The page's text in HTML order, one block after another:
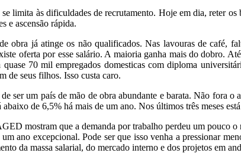
limita às dificuldades de recrutamento. Hoje em dia, reter
e ascensão rápida.
obra já atinge os não qualificados. Nas lavouras de café,
oferta por esse salário. A maioria ganha mais do dobro.
70 mil empregados domesticas com diploma
de seus filhos. Isso custa caro.
ser um país de mão de obra abundante e barata. Não fora
abaixo de 6,5% há mais de um ano. Nos últimos três meses
mostram que a demanda por trabalho perdeu um pouco
ano excepcional. Pode ser que isso venha a pressionar
da massa salarial, do mercado interno e dos projetos em